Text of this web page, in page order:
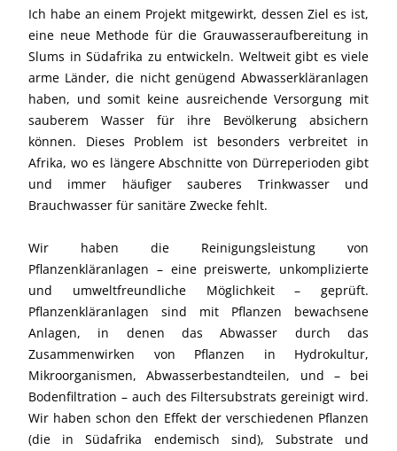
Ich habe an einem Projekt mitgewirkt, dessen Ziel es ist,
eine neue Methode für die Grauwasseraufbereitung in
Slums in Südafrika zu entwickeln. Weltweit gibt es viele
arme Länder, die nicht genügend Abwasserkläranlagen
haben, und somit keine ausreichende Versorgung mit
sauberem Wasser für ihre Bevölkerung absichern
können. Dieses Problem ist besonders verbreitet in
Afrika, wo es längere Abschnitte von Dürreperioden gibt
und immer häufiger sauberes Trinkwasser und
Brauchwasser für sanitäre Zwecke fehlt.
Wir haben die Reinigungsleistung von
Pflanzenkläranlagen – eine preiswerte, unkomplizierte
und umweltfreundliche Möglichkeit – geprüft.
Pflanzenkläranlagen sind mit Pflanzen bewachsene
Anlagen, in denen das Abwasser durch das
Zusammenwirken von Pflanzen in Hydrokultur,
Mikroorganismen, Abwasserbestandteilen, und – bei
Bodenfiltration – auch des Filtersubstrats gereinigt wird.
Wir haben schon den Effekt der verschiedenen Pflanzen
(die in Südafrika endemisch sind), Substrate und